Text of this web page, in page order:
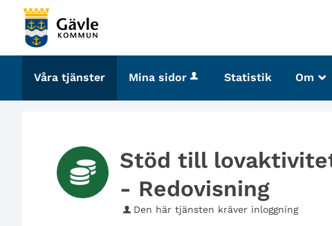
Välkommen
tjänster
Gävle
kommun
Våra tjänster Mina sidor Statistik Om _
Stöd till
- Redovisning
Den här tjänsten kräver inloggning